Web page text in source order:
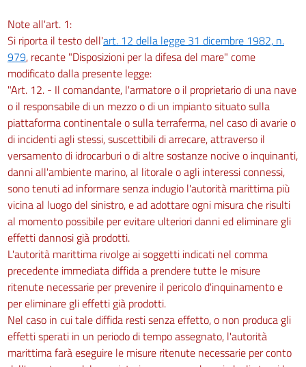
30
31
32
33
34
35
36
37
38
39
40
41
42
43
44
45
Note all'art. 1:
Si riporta il testo dell'art. 12 della legge 31 dicembre 1982, n.
979, recante "Disposizioni per la difesa del mare" come
modificato dalla presente legge:
"Art. 12. - Il comandante, l'armatore o il proprietario di una nave
o il responsabile di un mezzo o di un impianto situato sulla
piattaforma continentale o sulla terraferma, nel caso di avarie o
di incidenti agli stessi, suscettibili di arrecare, attraverso il
versamento di idrocarburi o di altre sostanze nocive o inquinanti,
danni all'ambiente marino, al litorale o agli interessi connessi,
sono tenuti ad informare senza indugio l'autorità marittima più
vicina al luogo del sinistro, e ad adottare ogni misura che risulti
al momento possibile per evitare ulteriori danni ed eliminare gli
effetti dannosi già prodotti.
L'autorità marittima rivolge ai soggetti indicati nel comma
precedente immediata diffida a prendere tutte le misure
ritenute necessarie per prevenire il pericolo d'inquinamento e
per eliminare gli effetti già prodotti.
Nel caso in cui tale diffida resti senza effetto, o non produca gli
effetti sperati in un periodo di tempo assegnato, l'autorità
marittima farà eseguire le misure ritenute necessarie per conto